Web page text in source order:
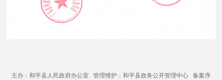
主办：和平县人民政府办公室 管理维护：和平县政务公开管理中心 备案序